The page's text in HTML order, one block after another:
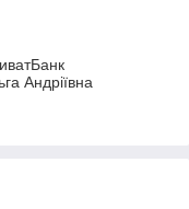
Андріївна